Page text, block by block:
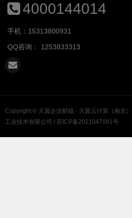
4000144014
手机：15313800931
QQ咨询： 1253833313
Copyright © 天翼企业邮箱 · 天翼云计算（南京
工业技术有限公司 / 苏ICP备2021047091号